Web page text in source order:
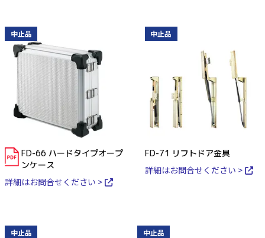
中止品
FD-66 ハードタイプオープ
ンケース
詳細はお問合せください >
中止品
FD-71 リフトドア金具
詳細はお問合せください >
中止品 中止品